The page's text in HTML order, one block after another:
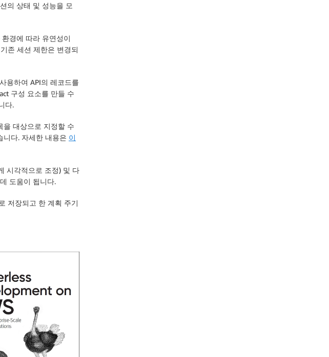
의 상태 및 성능을 모
경에 따라 유연성이
존 세션 제한은 변경되
용하여 API의 레코드를
구성 요소를 만들 수
다.
을 대상으로 지정할 수
니다. 자세한 내용은 이
시각적으로 조정) 및 다
도움이 됩니다.
저장되고 한 계획 주기